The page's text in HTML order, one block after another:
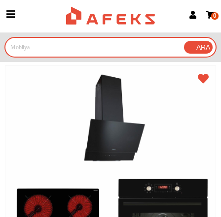
Google İle Bağlan
0